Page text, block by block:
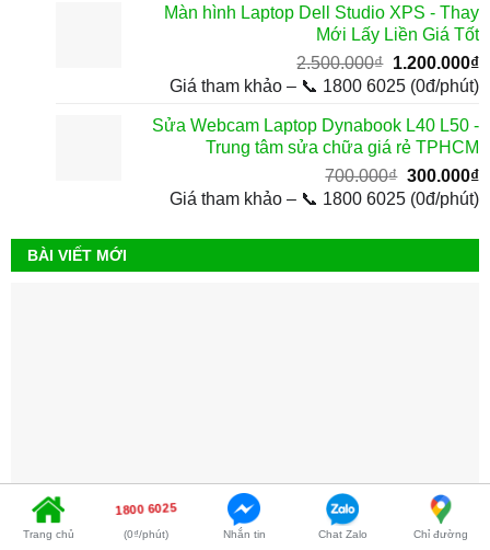
420.000₫.
Màn hình Laptop Dell Studio XPS - Thay
Mới Lấy Liền Giá Tốt
2.500.000₫ Giá
gốc
2.500.000₫.
1.200.000₫
Giá tham khảo – 📞 1800 6025 (0đ/phút)
Sửa Webcam Laptop Dynabook L40 L50 -
Trung tâm sửa chữa giá rẻ TPHCM
700.000₫ Giá
gốc
700.000₫.
300.000₫
Giá tham khảo – 📞 1800 6025 (0đ/phút)
BÀI VIẾT MỚI
Trang chủ
1800 6025
(0₫/phút) Nhắn tin Chat Zalo Chỉ đường